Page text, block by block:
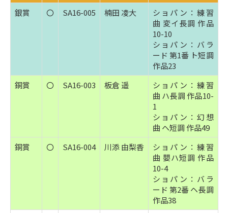
銀賞 〇 SA16-005 楠田 凌大
ショパン：練習
曲 変イ長調 作品
10-10
ショパン：バラ
ード 第1番 ト短調
作品23
銅賞
〇 SA16-003 板倉 遥
ショパン：練習
曲 ハ長調 作品10-
1
ショパン：幻想
曲 ヘ短調 作品49
銅賞
〇 SA16-004 川添 由梨香
ショパン：練習
曲 嬰ハ短調 作品
10-4
ショパン：バラ
ード 第2番 ヘ長調
作品38